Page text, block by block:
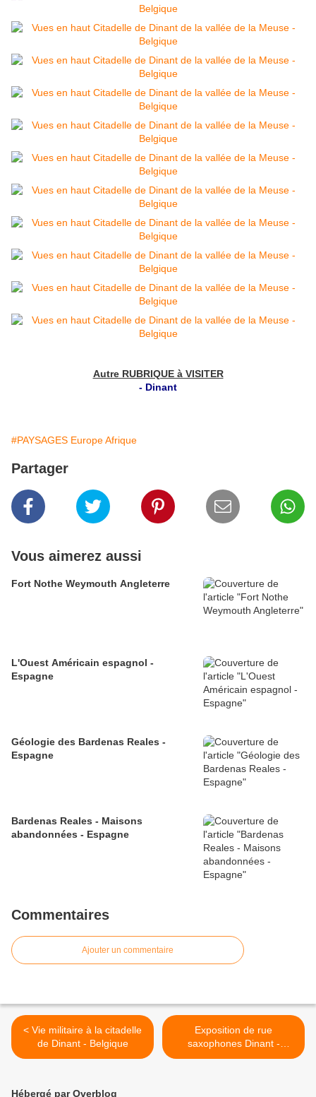
Autre RUBRIQUE à VISITER
- Dinant
#PAYSAGES Europe Afrique
Partager
Vous aimerez aussi
Fort Nothe Weymouth Angleterre
L'Ouest Américain espagnol -
Espagne
Géologie des Bardenas Reales -
Espagne
Bardenas Reales - Maisons
abandonnées - Espagne
Commentaires
Ajouter un commentaire
< Vie militaire à la citadelle
de Dinant - Belgique
Exposition de rue
saxophones Dinant -
Belgique >
Hébergé par Overblog